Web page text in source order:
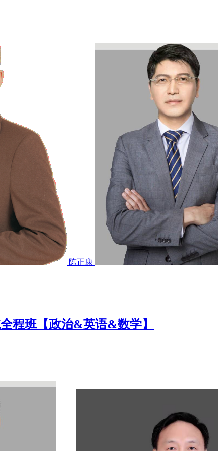
取必要的安保措施，比如通过技术手段对数据进行去标识化
信息，除以下情形外，未经您同意，我们不会与任何第三
发出电子邮件或推送通知的通讯服务提供商、为我们提供位
的；
c)行使和履行在《学府教育用户注册协议》、《学
务。
5.2 我们将严格遵守相关法律法规的要求，保证相关个
正当、必要的目的提供您的个人信息，并且只会提供相关
他适当的保密和安全措施，并明确要求该等第三方仅将共
5.4 随着我们业务的持续发展，我们有可能进行合并、
下需要而保留、保存或披露您的个人信息： a) 遵守适用的法
或保护我们的客户、我们或我们的集团公司、其他用户或
为完成活动所必要的一些信息，以便您能参与活动、我们的
的和法律法规允许的时限内保留您的个人信息。 学府教育
得用户的书面明确授权; 2、根据有关的法律法规要求; 3、
障您的信息安全，学府教育公司会在现有技术水平下采取
不限于传输层数据加密、防火墙和加密存储、物理访问控
种各样的无法预知或现有技术无法防御的恶意手段，即便
应该立即和我们取得联系，以便我们及时采取相应措施以防
密码来识别您的身份。一旦您泄漏了学府教育账号及其密
您立即联络我们客服，以便我们采取相应措施。但在我们
求向您告知：安全事件的基本情况和可能的影响、我们已
个用户一个用户帐号及相应的密码，该用户帐号和密码
话进一步介绍本公司的相关服务情况。用户的注册行为即视
告、电子邮件、短信提醒等）作出的任何声明、通知、警
或服务，可让您不仅与自己的社交网络，也与使用该产品
您对其他人上传或发布的信息作出的回应，以及包括与这
。只要您不删除共享信息，有关信息会一直留存在公共领
第三方在公共领域保存。
因此，请您谨慎考虑，是否通
修改您的相关信息。
7.4 某些个人信息因其特殊性可能被
请注意，您在使用我们的产品和/或服务时所提供、上传或
和/或服务时披露相关个人敏感信息。
7.6 您同意我们可
陈正康
程班【政治&英语&数学】